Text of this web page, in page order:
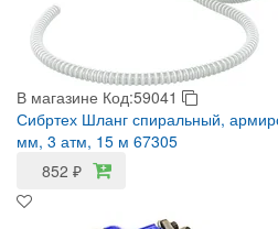
В магазине Код:59041
Сибртех Шланг спиральный,
мм, 3 атм, 15 м 67305
852 ₽